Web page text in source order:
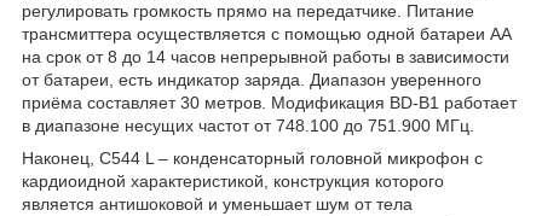
регулировать громкость прямо на передатчике. Питание
трансмиттера осуществляется с помощью одной батареи АА
на срок от 8 до 14 часов непрерывной работы в зависимости
от батареи, есть индикатор заряда. Диапазон уверенного
приёма составляет 30 метров. Модификация BD-B1 работает
в диапазоне несущих частот от 748.100 до 751.900 МГц.
Наконец, C544 L – конденсаторный головной микрофон с
кардиоидной характеристикой, конструкция которого
является антишоковой и уменьшает шум от тела